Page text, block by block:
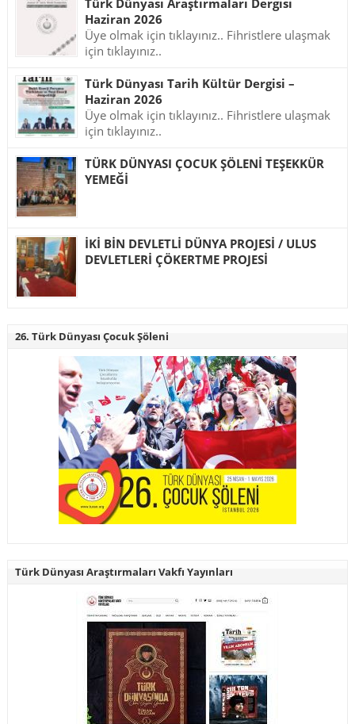
Haziran 2026
Üye olmak için tıklayınız.. Fihristlere ulaşmak
için tıklayınız..
Türk Dünyası Tarih Kültür Dergisi –
Haziran 2026
Üye olmak için tıklayınız.. Fihristlere ulaşmak
için tıklayınız..
TÜRK DÜNYASI ÇOCUK ŞÖLENİ TEŞEKKÜR
YEMEĞİ
İKİ BİN DEVLETLİ DÜNYA PROJESİ / ULUS
DEVLETLERİ ÇÖKERTME PROJESİ
26. Türk Dünyası Çocuk Şöleni
Türk Dünyası Araştırmaları Vakfı Yayınları